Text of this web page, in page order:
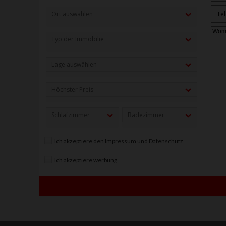
Ich akzeptiere den Impressum und Datenschutz
Ich akzeptiere werbung